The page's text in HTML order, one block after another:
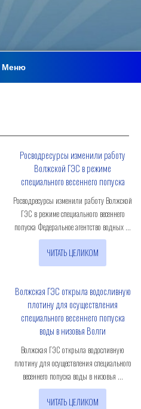
Меню
Росводресурсы изменили работу
Волжской ГЭС в режиме
специального весеннего попуска
Росводресурсы изменили работу Волжской
ГЭС в режиме специального весеннего
попуска Федеральное агентство водных ...
ЧИТАТЬ ЦЕЛИКОМ
Волжская ГЭС открыла водосливную
плотину для осуществления
специального весеннего попуска
воды в низовья Волги
Волжская ГЭС открыла водосливную
плотину для осуществления специального
весеннего попуска воды в низовья ...
ЧИТАТЬ ЦЕЛИКОМ